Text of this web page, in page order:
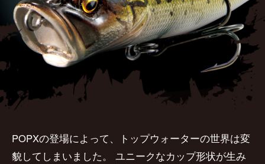
価格 ¥ ～¥
在庫
在庫あり
POPXの登場によって、トップウォーターの世界は変
貌してしまいました。
ユニークなカップ形状が生み